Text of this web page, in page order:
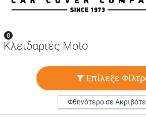
0
Κλειδαριές Moto
Επίλεξε
Φθηνότερο σε